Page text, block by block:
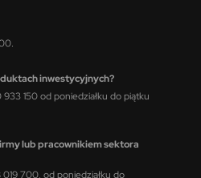
inwestycyjnych?
150 od poniedziałku do piątku
lub pracownikiem sektora
700, od poniedziałku do